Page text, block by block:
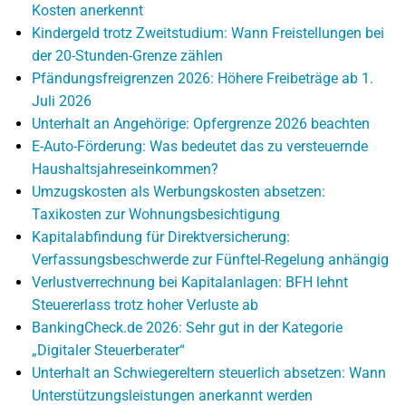
Kosten anerkennt
Kindergeld trotz Zweitstudium: Wann Freistellungen bei
der 20-Stunden-Grenze zählen
Pfändungsfreigrenzen 2026: Höhere Freibeträge ab 1.
Juli 2026
Unterhalt an Angehörige: Opfergrenze 2026 beachten
E-Auto-Förderung: Was bedeutet das zu versteuernde
Haushaltsjahreseinkommen?
Umzugskosten als Werbungskosten absetzen:
Taxikosten zur Wohnungsbesichtigung
Kapitalabfindung für Direktversicherung:
Verfassungsbeschwerde zur Fünftel-Regelung anhängig
Verlustverrechnung bei Kapitalanlagen: BFH lehnt
Steuererlass trotz hoher Verluste ab
BankingCheck.de 2026: Sehr gut in der Kategorie
„Digitaler Steuerberater“
Unterhalt an Schwiegereltern steuerlich absetzen: Wann
Unterstützungsleistungen anerkannt werden